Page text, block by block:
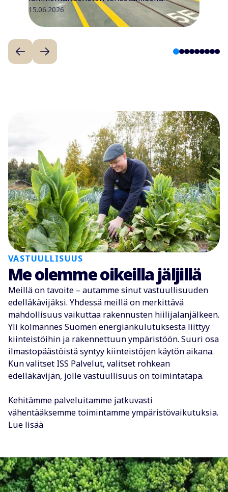
15.06.2026
123456789
VASTUULLISUUS
Me olemme oikeilla jäljillä
Meillä on tavoite – autamme sinut vastuullisuuden
edelläkävijäksi. Yhdessä meillä on merkittävä
mahdollisuus vaikuttaa rakennusten hiilijalanjälkeen.
Yli kolmannes Suomen energiankulutuksesta liittyy
kiinteistöihin ja rakennettuun ympäristöön. Suuri osa
ilmastopäästöistä syntyy kiinteistöjen käytön aikana.
Kun valitset ISS Palvelut, valitset rohkean
edelläkävijän, jolle vastuullisuus on toimintatapa.
Kehitämme palveluitamme jatkuvasti
vähentääksemme toimintamme ympäristövaikutuksia.
Lue lisää